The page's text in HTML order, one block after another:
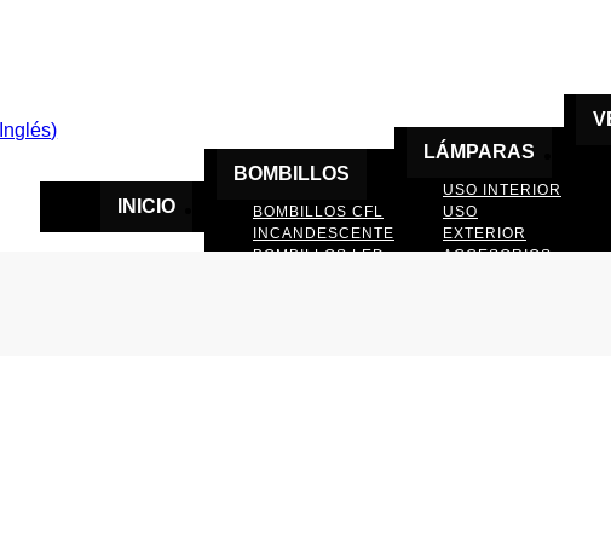
Inglés)
INICIO
BOMBILLOS
BOMBILLOS CFL
INCANDESCENTE
BOMBILLOS LED
LÁMPARAS
USO INTERIOR
USO
EXTERIOR
ACCESORIOS